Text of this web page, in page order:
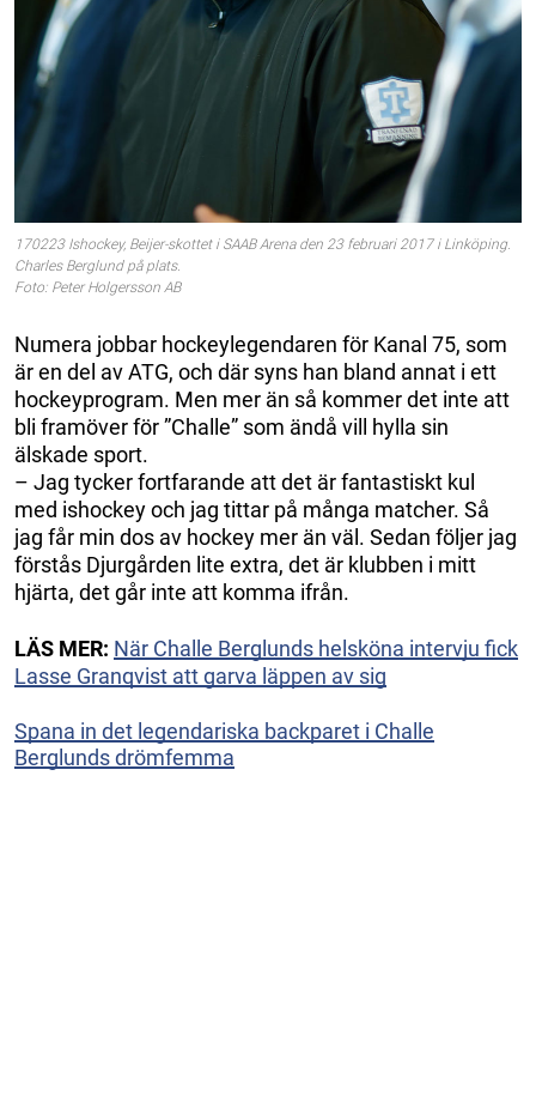
170223 Ishockey, Beijer-skottet i SAAB Arena den 23 februari 2017 i Linköping.
Charles Berglund på plats.
Foto: Peter Holgersson AB
Numera jobbar hockeylegendaren för Kanal 75, som
är en del av ATG, och där syns han bland annat i ett
hockeyprogram. Men mer än så kommer det inte att
bli framöver för ”Challe” som ändå vill hylla sin
älskade sport.
– Jag tycker fortfarande att det är fantastiskt kul
med ishockey och jag tittar på många matcher. Så
jag får min dos av hockey mer än väl. Sedan följer jag
förstås Djurgården lite extra, det är klubben i mitt
hjärta, det går inte att komma ifrån.
LÄS MER: När Challe Berglunds helsköna intervju fick
Lasse Granqvist att garva läppen av sig
Spana in det legendariska backparet i Challe
Berglunds drömfemma